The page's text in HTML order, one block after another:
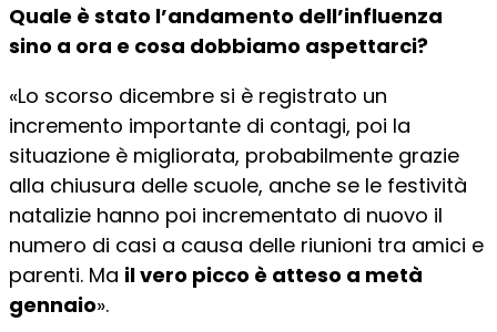
Quale è stato l’andamento dell’influenza
sino a ora e cosa dobbiamo aspettarci?
«Lo scorso dicembre si è registrato un
incremento importante di contagi, poi la
situazione è migliorata, probabilmente grazie
alla chiusura delle scuole, anche se le festività
natalizie hanno poi incrementato di nuovo il
numero di casi a causa delle riunioni tra amici e
parenti. Ma il vero picco è atteso a metà
gennaio».